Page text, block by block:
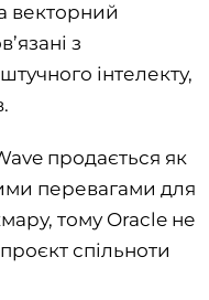
векторний
з
інтелекту,
продається як
перевагами для
тому Oracle не
спільноти